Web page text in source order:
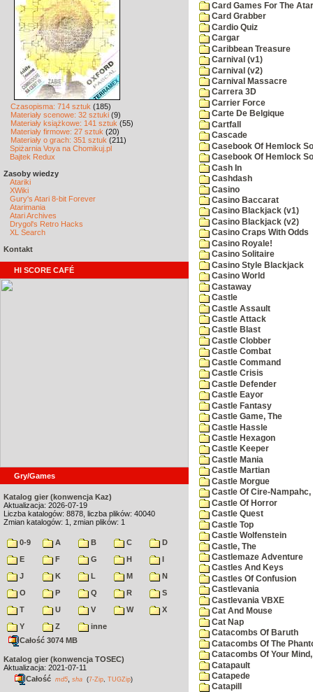
Czasopisma: 714 sztuk (185)
Materiały scenowe: 32 sztuki (9)
Materiały książkowe: 141 sztuk (55)
Materiały firmowe: 27 sztuk (20)
Materiały o grach: 351 sztuk (211)
Spiżarnia Voya na Chomikuj.pl
Bajtek Redux
Zasoby wiedzy
Atariki
XWiki
Gury's Atari 8-bit Forever
Atarimania
Atari Archives
Drygol's Retro Hacks
XL Search
Kontakt
HI SCORE CAFÉ
Gry/Games
Katalog gier (konwencja Kaz)
Aktualizacja: 2026-07-19
Liczba katalogów: 8878, liczba plików: 40040
Zmian katalogów: 1, zmian plików: 1
0-9 A B C
D
E
F G H
I
J
K L M
N
O
P Q R
S
T
U V W
X
Y
Z
inne
Całość 3074 MB
Katalog gier (konwencja TOSEC)
Aktualizacja: 2021-07-11
Całość md5 sha (7-Zip TUGZip)
Card Games For The
Card Grabber
Cardio Quiz
Cargar
Caribbean Treasure
Carnival (v1)
Carnival (v2)
Carnival Massacre
Carrera 3D
Carrier Force
Carte De Belgique
Cartfall
Cascade
Casebook Of Hemlock
Casebook Of Hemlock
Cash In
Cashdash
Casino
Casino Baccarat
Casino Blackjack (v1)
Casino Blackjack (v2)
Casino Craps With Odds
Casino Royale!
Casino Solitaire
Casino Style Blackjack
Casino World
Castaway
Castle
Castle Assault
Castle Attack
Castle Blast
Castle Clobber
Castle Combat
Castle Command
Castle Crisis
Castle Defender
Castle Eayor
Castle Fantasy
Castle Game, The
Castle Hassle
Castle Hexagon
Castle Keeper
Castle Mania
Castle Martian
Castle Morgue
Castle Of Cire-Nampahc,
Castle Of Horror
Castle Quest
Castle Top
Castle Wolfenstein
Castle, The
Castlemaze Adventure
Castles And Keys
Castles Of Confusion
Castlevania
Castlevania VBXE
Cat And Mouse
Cat Nap
Catacombs Of Baruth
Catacombs Of The
Catacombs Of Your
Catapault
Catapede
Catapill